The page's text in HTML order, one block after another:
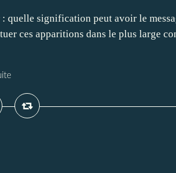
quelle signification peut avoir le
ces apparitions dans le plus large